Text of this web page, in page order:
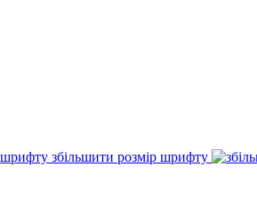
збільшити розмір шрифту